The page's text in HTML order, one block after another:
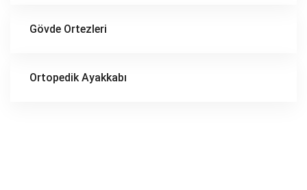
Gövde Ortezleri
Ortopedik Ayakkabı